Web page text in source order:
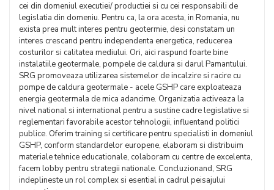
cei din domeniul executiei/ productiei si cu cei responsabili de
legislatia din domeniu. Pentru ca, la ora acesta, in Romania, nu
exista prea mult interes pentru geotermie, desi constatam un
interes crescand pentru independenta energetica, reducerea
costurilor si calitatea mediului. Ori, aici raspund foarte bine
instalatiile geotermale, pompele de caldura si darul Pamantului.
SRG promoveaza utilizarea sistemelor de incalzire si racire cu
pompe de caldura geotermale - acele GSHP care exploateaza
energia geotermala de mica adancime. Organizatia activeaza la
nivel national si international pentru a sustine cadre legislative si
reglementari favorabile acestor tehnologii, influentand politici
publice. Oferim training si certificare pentru specialisti in domeniul
GSHP, conform standardelor europene, elaboram si distribuim
materiale tehnice educationale, colaboram cu centre de excelenta,
facem lobby pentru strategii nationale. Concluzionand, SRG
indeplineste un rol complex si esential in cadrul peisajului